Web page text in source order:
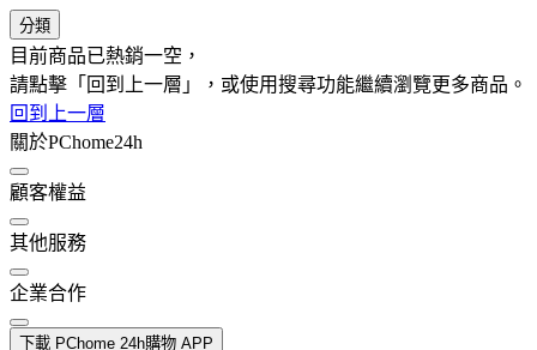
分類
目前商品已熱銷一空，
請點擊「回到上一層」，或使用搜尋功能繼續瀏覽更多商品。
回到上一層
關於PChome24h
顧客權益
其他服務
企業合作
下載 PChome 24h購物 APP